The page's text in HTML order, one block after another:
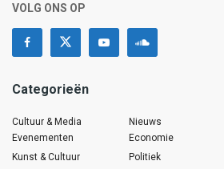
VOLG ONS OP
Categorieën
Cultuur & Media
Evenementen
Kunst & Cultuur
Nieuws
Economie
Politiek